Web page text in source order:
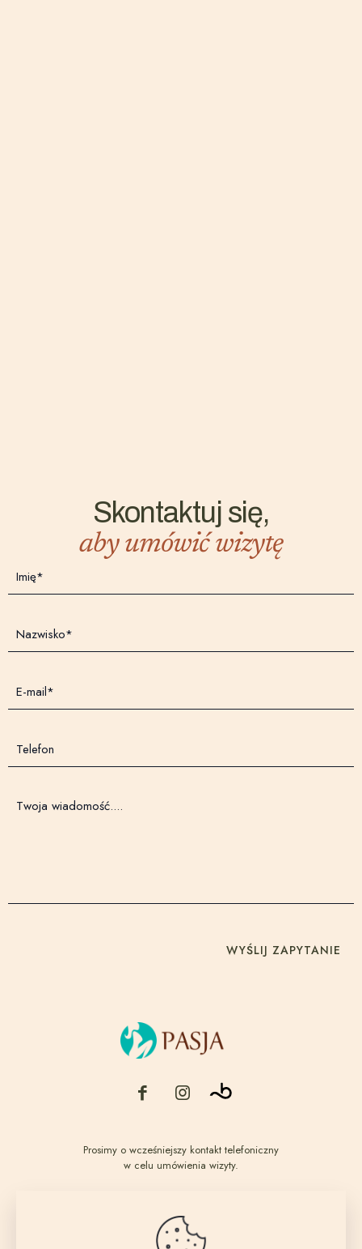
Skontaktuj się,
aby umówić wizytę
Prosimy o wcześniejszy kontakt telefoniczny
w celu umówienia wizyty.
Salon urody Pasja - Justyna Pardej-Kozioł